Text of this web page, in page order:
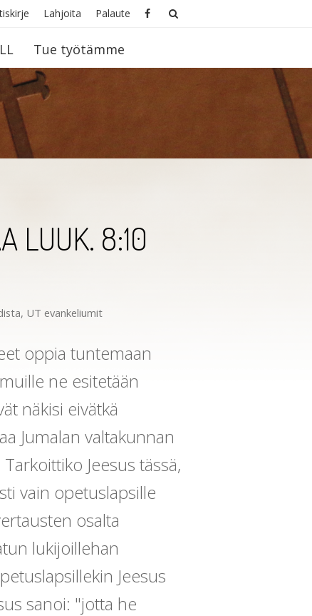
Lahjoita Palaute
Tue työtämme
LUUK. 8:10
, UT evankeliumit
oppia tuntemaan
ne esitetään
näkisi eivätkä
Jumalan valtakunnan
Jeesus tässä,
vain opetuslapsille
osalta
lukijoillehan
Jeesus
sanoi: "jotta he